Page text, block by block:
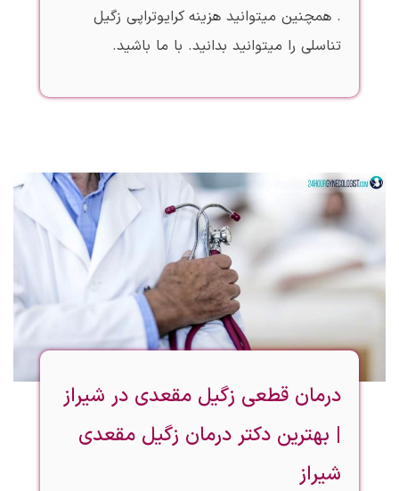
. همچنین میتوانید هزینه کرایوتراپی زگیل
تناسلی را میتوانید بدانید. با ما باشید.
درمان قطعی زگیل مقعدی در شیراز
| بهترین دکتر درمان زگیل مقعدی
شیراز